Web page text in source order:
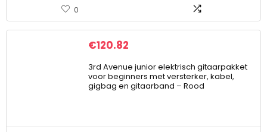
0
€120.82
3rd Avenue junior elektrisch gitaarpakket
voor beginners met versterker, kabel,
gigbag en gitaarband – Rood